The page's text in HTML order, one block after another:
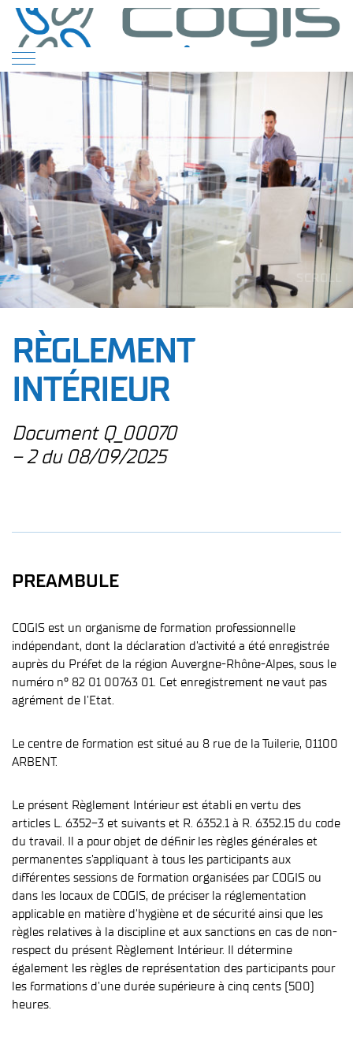
SCROLL
SCROLL
SCROLL
SCROLL
SCROLL
RÈGLEMENT
INTÉRIEUR
Document Q_00070
– 2 du 08/09/2025
PREAMBULE
COGIS est un organisme de formation professionnelle
indépendant, dont la déclaration d’activité a été enregistrée
auprès du Préfet de la région Auvergne-Rhône-Alpes, sous le
numéro n° 82 01 00763 01. Cet enregistrement ne vaut pas
agrément de l’Etat.
Le centre de formation est situé au 8 rue de la Tuilerie, 01100
ARBENT.
Le présent Règlement Intérieur est établi en vertu des
articles L. 6352-3 et suivants et R. 6352.1 à R. 6352.15 du code
du travail. Il a pour objet de définir les règles générales et
permanentes s’appliquant à tous les participants aux
différentes sessions de formation organisées par COGIS ou
dans les locaux de COGIS, de préciser la réglementation
applicable en matière d’hygiène et de sécurité ainsi que les
règles relatives à la discipline et aux sanctions en cas de non-
respect du présent Règlement Intérieur. Il détermine
également les règles de représentation des participants pour
les formations d’une durée supérieure à cinq cents (500)
heures.